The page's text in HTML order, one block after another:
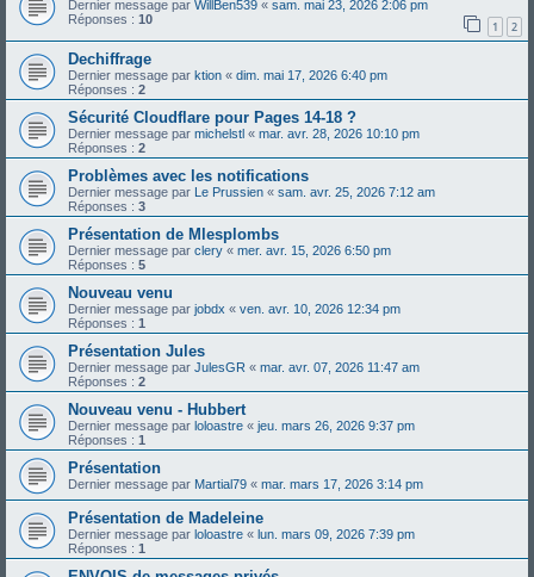
Dernier message par WillBen539 « sam. mai 23, 2026 2:06 pm
Réponses : 10 1 2
Dechiffrage
Dernier message par ktion « dim. mai 17, 2026 6:40 pm
Réponses : 2
Sécurité Cloudflare pour Pages 14-18 ?
Dernier message par michelstl « mar. avr. 28, 2026 10:10 pm
Réponses : 2
Problèmes avec les notifications
Dernier message par Le Prussien « sam. avr. 25, 2026 7:12 am
Réponses : 3
Présentation de Mlesplombs
Dernier message par clery « mer. avr. 15, 2026 6:50 pm
Réponses : 5
Nouveau venu
Dernier message par jobdx « ven. avr. 10, 2026 12:34 pm
Réponses : 1
Présentation Jules
Dernier message par JulesGR « mar. avr. 07, 2026 11:47 am
Réponses : 2
Nouveau venu - Hubbert
Dernier message par loloastre « jeu. mars 26, 2026 9:37 pm
Réponses : 1
Présentation
Dernier message par Martial79 « mar. mars 17, 2026 3:14 pm
Présentation de Madeleine
Dernier message par loloastre « lun. mars 09, 2026 7:39 pm
Réponses : 1